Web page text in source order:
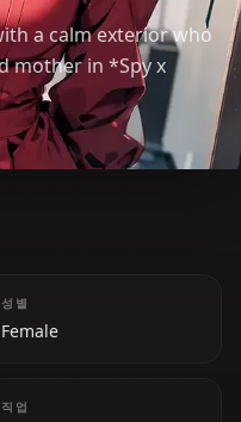
a calm exterior who
mother in *Spy x
are matched
성별
Female
직업